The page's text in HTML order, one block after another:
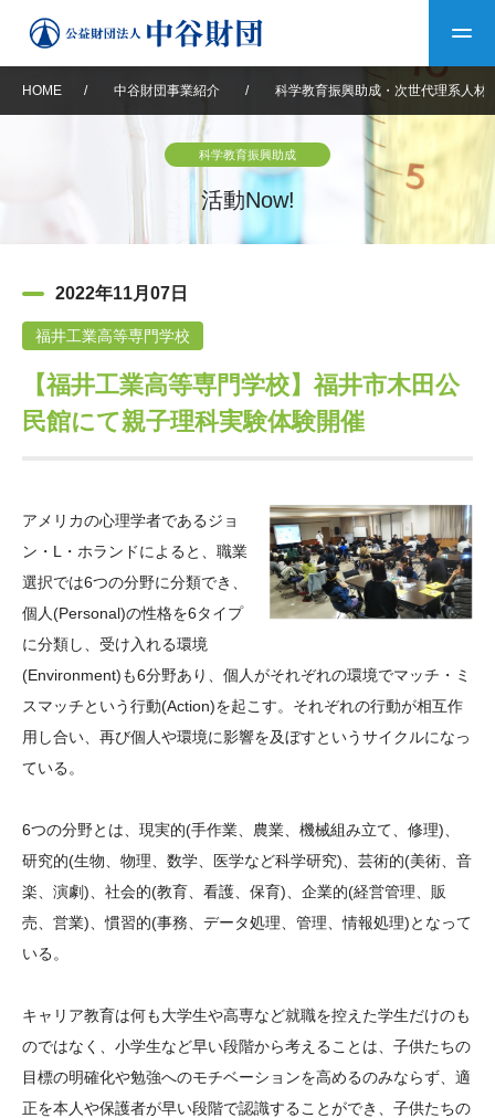
中谷財団について
設立趣意書
沿革 40年史デジタルブック
中谷財団40年史
役員・評議員 公開情報
年報一覧 中谷財団レポート
中谷財団事業紹介
神戸賞 長期大型研究助成
大学院生奨学金
国際学生交流プログラ
科学教育振興助成・
次世代理系人材育成プ
ログラム助成
中谷財団動画紹介
その他情報
アクセス よくあるご質問
サイトマップ 中谷財団アーカイブ
日本語 English マイページ
HOME / 中谷財団事業紹介 / 科学教育振興助成・次世代理系人材
科学教育振興助成
活動Now!
2022年11月07日
福井工業高等専門学校
【福井工業高等専門学校】福井市木田公
民館にて親子理科実験体験開催
アメリカの心理学者であるジョ
ン・L・ホランドによると、職業
選択では6つの分野に分類でき、
個人(Personal)の性格を6タイプ
に分類し、受け入れる環境
(Environment)も6分野あり、個人がそれぞれの環境でマッチ・ミ
スマッチという行動(Action)を起こす。それぞれの行動が相互作
用し合い、再び個人や環境に影響を及ぼすというサイクルになっ
ている。
6つの分野とは、現実的(手作業、農業、機械組み立て、修理)、
研究的(生物、物理、数学、医学など科学研究)、芸術的(美術、音
楽、演劇)、社会的(教育、看護、保育)、企業的(経営管理、販
売、営業)、慣習的(事務、データ処理、管理、情報処理)となって
いる。
キャリア教育は何も大学生や高専など就職を控えた学生だけのも
のではなく、小学生など早い段階から考えることは、子供たちの
目標の明確化や勉強へのモチベーションを高めるのみならず、適
正を本人や保護者が早い段階で認識することができ、子供たちの